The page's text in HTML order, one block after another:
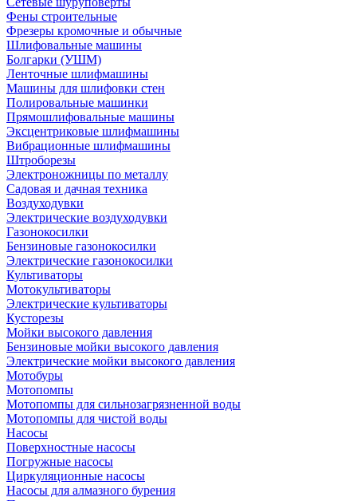
Фены строительные
Фрезеры кромочные и обычные
Шлифовальные машины
Болгарки (УШМ)
Ленточные шлифмашины
Машины для шлифовки стен
Полировальные машинки
Прямошлифовальные машины
Эксцентриковые шлифмашины
Вибрационные шлифмашины
Штроборезы
Электроножницы по металлу
Садовая и дачная техника
Воздуходувки
Электрические воздуходувки
Газонокосилки
Бензиновые газонокосилки
Электрические газонокосилки
Культиваторы
Мотокультиваторы
Электрические культиваторы
Кусторезы
Мойки высокого давления
Бензиновые мойки высокого давления
Электрические мойки высокого давления
Мотобуры
Мотопомпы
Мотопомпы для сильнозагрязненной воды
Мотопомпы для чистой воды
Насосы
Поверхностные насосы
Погружные насосы
Циркуляционные насосы
Насосы для алмазного бурения